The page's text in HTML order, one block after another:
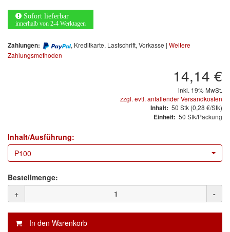
Mischfarben
Restposten
Colad
(9)
COLOR-EXPERT
(1)
E-D
(1)
EVERCOAT
Facdos
Sofort lieferbar
innerhalb von 2-4 Werktagen
Zahlungen: , Kreditkarte, Lastschrift, Vorkasse | Weitere
Zahlungsmethoden
14,14 €
inkl. 19% MwSt.
zzgl. evtl. anfallender Versandkosten
Inhalt: 50 Stk (0,28 €/Stk)
Einheit: 50 Stk/Packung
Inhalt/Ausführung:
P100
Bestellmenge:
+
-